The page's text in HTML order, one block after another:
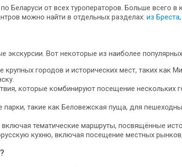
Беларуси от всех туроператоров. Больше всего в
можно найти в отдельных разделах: из Бреста,
экскурсии. Вот некоторые из наиболее
городов и исторических мест, таких как
которые комбинируют посещение нескольких
такие как Беловежская пуща, для
тематические маршруты, посвящённые
кухню, включая посещение местных